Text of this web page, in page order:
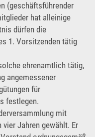
(geschäftsführender
hat alleinige
dürfen die
1. Vorsitzenden tätig
ehrenamtlich tätig,
angemessener
für
festlegen.
mit
Jahren gewählt. Er